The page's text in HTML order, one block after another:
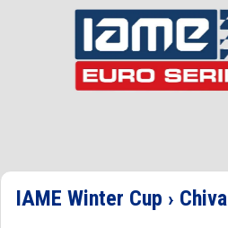
IAME Winter Cup › Chiva